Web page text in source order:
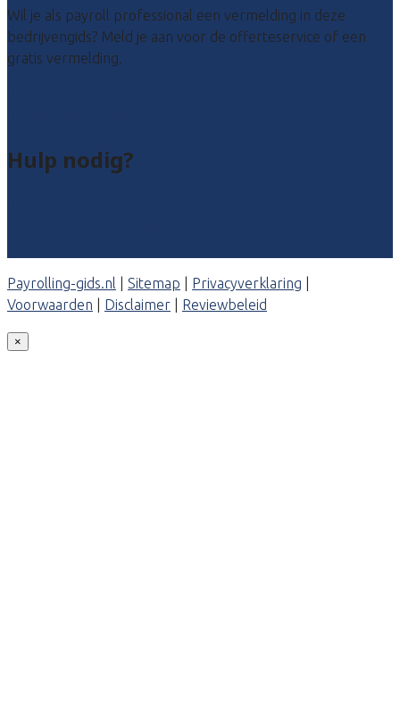
Wil je als payroll professional een vermelding in deze
bedrijvengids? Meld je aan voor de offerteservice of een
gratis vermelding.
Hulp nodig?
Payrolling-gids.nl Sitemap Privacyverklaring
Voorwaarden
Disclaimer Reviewbeleid
×